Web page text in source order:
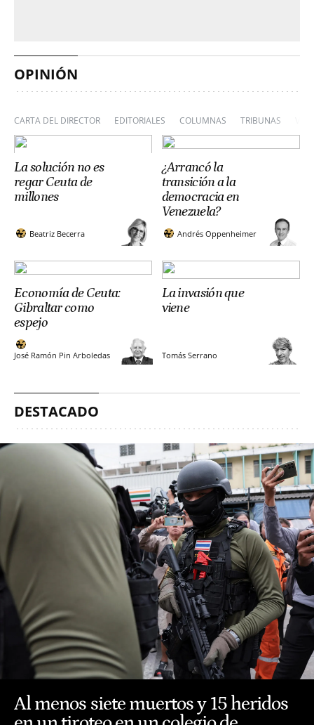
OPINIÓN
CARTA DEL DIRECTOR EDITORIALES COLUMNAS TRIBUNAS
La solución no es
regar Ceuta de
millones
Beatriz Becerra
¿Arrancó la
transición a la
democracia en
Venezuela?
Andrés Oppenheimer
Economía de Ceuta:
Gibraltar como
espejo
José Ramón Pin Arboledas
La invasión que
viene
Tomás Serrano
DESTACADO
Al menos siete muertos y 15 heridos